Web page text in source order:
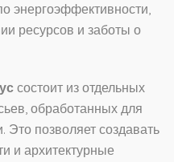
энергоэффективности,
ресурсов и заботы о
состоит из отдельных
обработанных для
Это позволяет создавать
и архитектурные